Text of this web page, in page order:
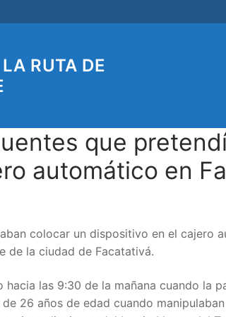
RUTA DE
que
automático en
colocar un dispositivo en el cajero
de la ciudad de Facatativá.
las 9:30 de la mañana cuando la
26 años de edad cuando